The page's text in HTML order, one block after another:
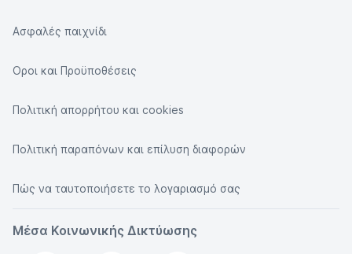
Ασφαλές παιχνίδι
Οροι και Προϋποθέσεις
Πολιτική απορρήτου και cookies
Πολιτική παραπόνων και επίλυση διαφορών
Πώς να ταυτοποιήσετε το λογαριασμό σας
Μέσα Κοινωνικής Δικτύωσης